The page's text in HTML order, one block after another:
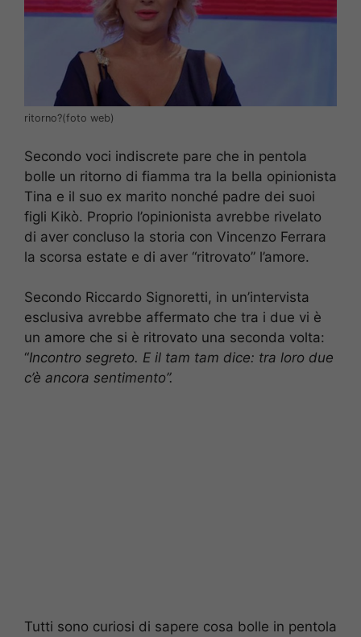
ritorno?(foto web)
Secondo voci indiscrete pare che in pentola
bolle un ritorno di fiamma tra la bella opinionista
Tina e il suo ex marito nonché padre dei suoi
figli Kikò. Proprio l’opinionista avrebbe rivelato
di aver concluso la storia con Vincenzo Ferrara
la scorsa estate e di aver “ritrovato” l’amore.
Secondo Riccardo Signoretti, in un’intervista
esclusiva avrebbe affermato che tra i due vi è
un amore che si è ritrovato una seconda volta:
“Incontro segreto. E il tam tam dice: tra loro due
c’è ancora sentimento”.
Tutti sono curiosi di sapere cosa bolle in pentola